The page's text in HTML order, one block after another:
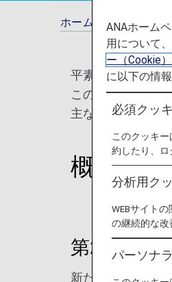
ホーム ANAから
平素よりANA便
この度、2022年
主な改定点は以下
概要
第2条 定義
新たに以下の定義
ANAホーム
用について
ー（Cookie
に以下の情
必須クッ
このクッキ
約したり、ロ
分析用ク
WEBサイト
の継続的な改
パーソナ